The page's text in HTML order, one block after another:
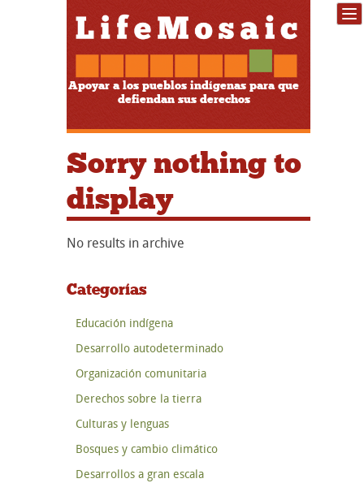
Apoyar a los pueblos indígenas para que
defiendan sus derechos
Sorry nothing to
display
No results in archive
Categorías
Educación indígena
Desarrollo autodeterminado
Organización comunitaria
Derechos sobre la tierra
Culturas y lenguas
Bosques y cambio climático
Desarrollos a gran escala